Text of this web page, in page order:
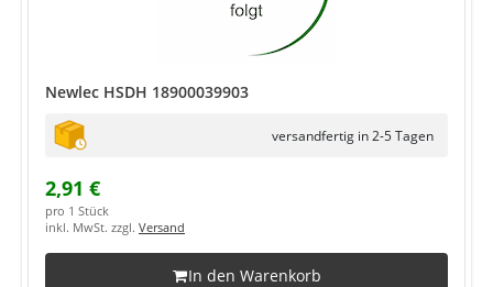
Newlec HSDH 18900039903
versandfertig in 2-5 Tagen
2,91 €
pro 1 Stück
inkl. MwSt. zzgl. Versand
In den Warenkorb